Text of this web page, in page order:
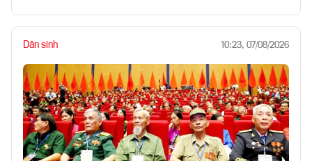
Dân sinh 10:23, 07/08/2026